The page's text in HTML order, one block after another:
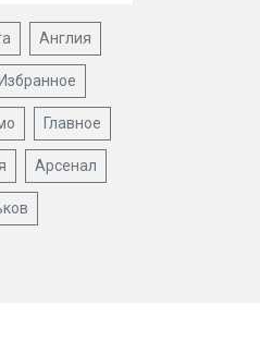
Англия
Избранное
Главное
Арсенал